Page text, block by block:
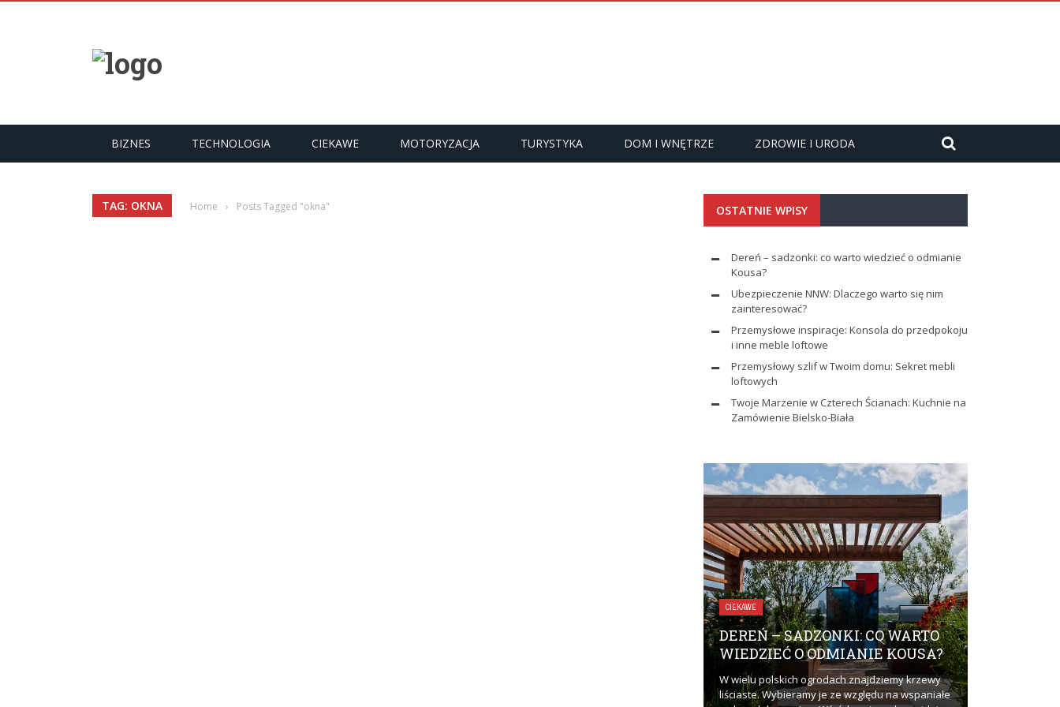
BIZNES TECHNOLOGIA CIEKAWE MOTORYZACJA TURYSTYKA DOM I WNĘTRZE ZDROWIE I URODA
TAG: OKNA Home › Posts Tagged "okna" OSTATNIE WPISY
Dereń – sadzonki: co warto wiedzieć o odmianie
Kousa?
Ubezpieczenie NNW: Dlaczego warto się nim
zainteresować?
Przemysłowe inspiracje: Konsola do przedpokoju
i inne meble loftowe
Przemysłowy szlif w Twoim domu: Sekret mebli
loftowych
Twoje Marzenie w Czterech Ścianach: Kuchnie na
Zamówienie Bielsko-Biała
CIEKAWE
DEREŃ – SADZONKI: CO WARTO
WIEDZIEĆ O ODMIANIE KOUSA?
W wielu polskich ogrodach znajdziemy krzewy
liściaste. Wybieramy je ze względu na wspaniałe